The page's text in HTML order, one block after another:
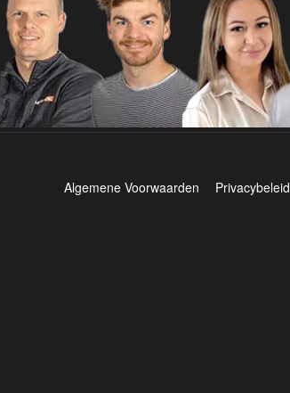
Algemene Voorwaarden Privacybeleid